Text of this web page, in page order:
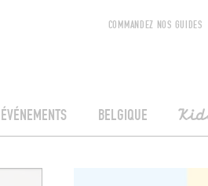
ÉVÉNEMENTS BELGIQUE
COMMANDEZ NOS GUIDES